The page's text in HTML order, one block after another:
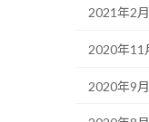
2021年2月
2020年11
2020年9月